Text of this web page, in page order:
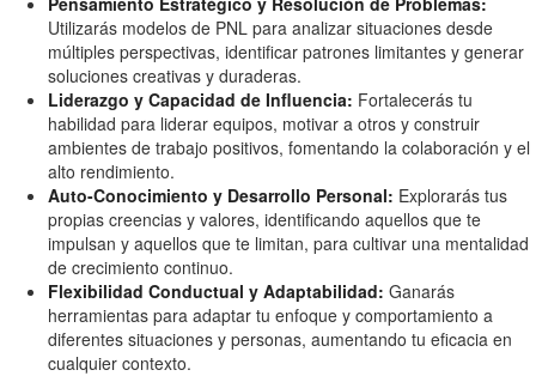
Utilizarás modelos de PNL para analizar situaciones desde
múltiples perspectivas, identificar patrones limitantes y generar
soluciones creativas y duraderas.
Liderazgo y Capacidad de Influencia: Fortalecerás tu
habilidad para liderar equipos, motivar a otros y construir
ambientes de trabajo positivos, fomentando la colaboración y el
alto rendimiento.
Auto-Conocimiento y Desarrollo Personal: Explorarás tus
propias creencias y valores, identificando aquellos que te
impulsan y aquellos que te limitan, para cultivar una mentalidad
de crecimiento continuo.
Flexibilidad Conductual y Adaptabilidad: Ganarás
herramientas para adaptar tu enfoque y comportamiento a
diferentes situaciones y personas, aumentando tu eficacia en
cualquier contexto.